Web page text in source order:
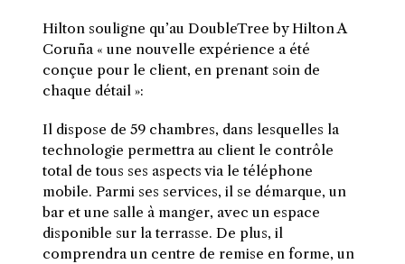
Hilton souligne qu’au DoubleTree by Hilton A
Coruña « une nouvelle expérience a été
conçue pour le client, en prenant soin de
chaque détail »:
Il dispose de 59 chambres, dans lesquelles la
technologie permettra au client le contrôle
total de tous ses aspects via le téléphone
mobile. Parmi ses services, il se démarque, un
bar et une salle à manger, avec un espace
disponible sur la terrasse. De plus, il
comprendra un centre de remise en forme, un